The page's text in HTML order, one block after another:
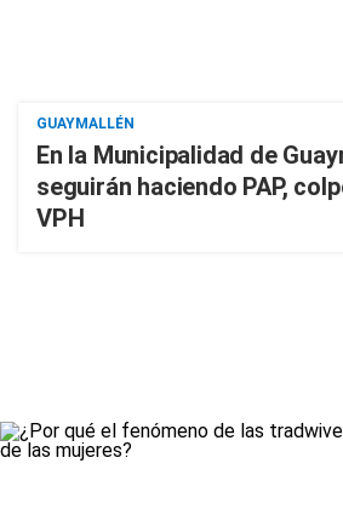
GUAYMALLÉN
En la Municipalidad de
seguirán haciendo PAP,
VPH